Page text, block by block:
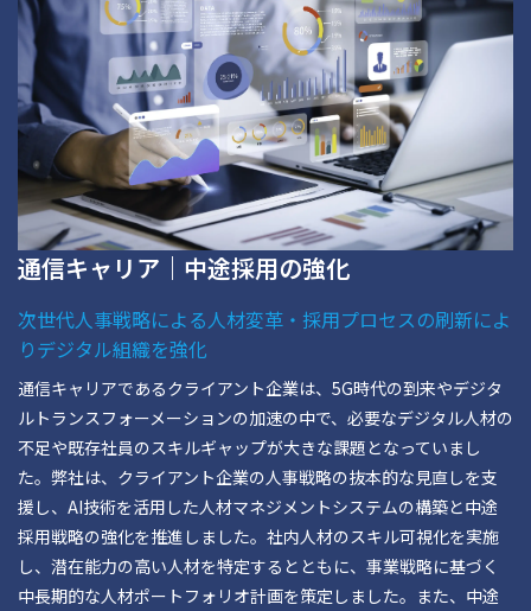
通信キャリア｜中途採用の強化
次世代人事戦略による人材変革・採用プロセスの刷新によ
りデジタル組織を強化
通信キャリアであるクライアント企業は、5G時代の到来やデジタ
ルトランスフォーメーションの加速の中で、必要なデジタル人材の
不足や既存社員のスキルギャップが大きな課題となっていまし
た。弊社は、クライアント企業の人事戦略の抜本的な見直しを支
援し、AI技術を活用した人材マネジメントシステムの構築と中途
採用戦略の強化を推進しました。社内人材のスキル可視化を実施
し、潜在能力の高い人材を特定するとともに、事業戦略に基づく
中長期的な人材ポートフォリオ計画を策定しました。また、中途